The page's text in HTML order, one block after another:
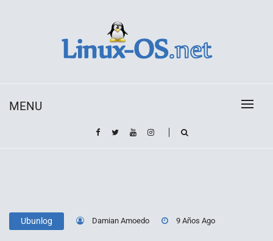
MENU
Ubunlog Damian Amoedo 9 Años Ago